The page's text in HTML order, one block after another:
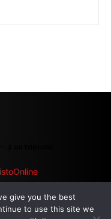
активним
| РЕКЛАМА НА САЙТІ
give you the best
to use this site we